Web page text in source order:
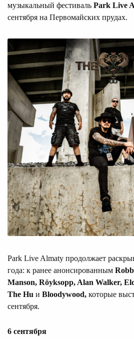
музыкальный фестиваль Park Live
сентября на Первомайских прудах.
Park Live Almaty продолжает
года: к ранее анонсированным
Manson, Röyksopp, Alan Walker,
The Hu и Bloodywood, которые
сентября.
6 сентября